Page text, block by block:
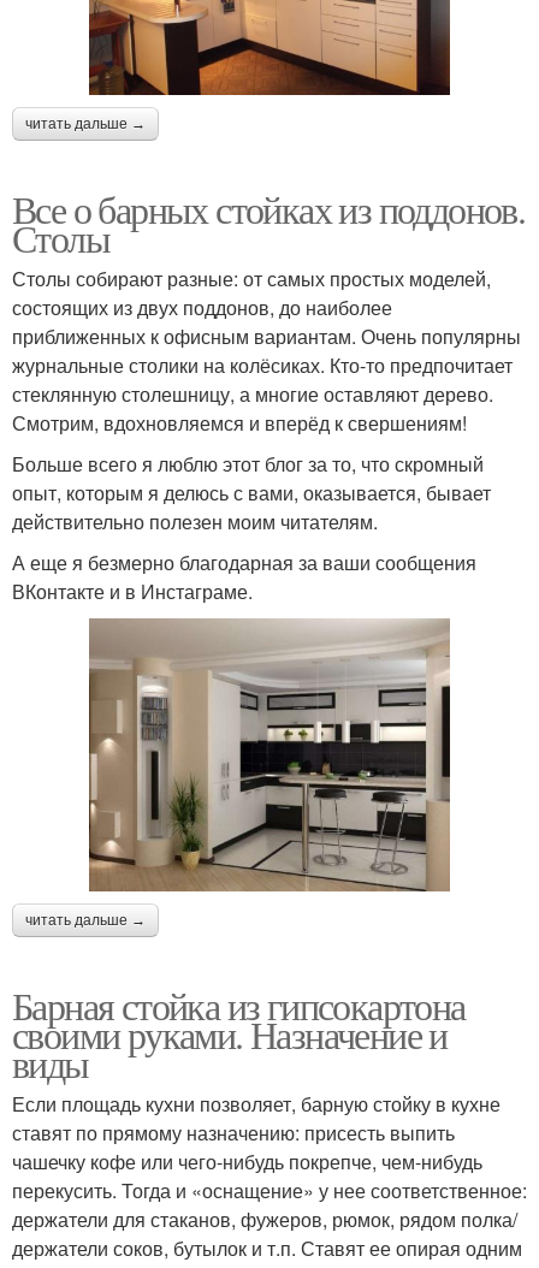
читать дальше →
Все о барных стойках из поддонов.
Столы
Столы собирают разные: от самых простых моделей,
состоящих из двух поддонов, до наиболее
приближенных к офисным вариантам. Очень популярны
журнальные столики на колёсиках. Кто-то предпочитает
стеклянную столешницу, а многие оставляют дерево.
Смотрим, вдохновляемся и вперёд к свершениям!
Больше всего я люблю этот блог за то, что скромный
опыт, которым я делюсь с вами, оказывается, бывает
действительно полезен моим читателям.
А еще я безмерно благодарная за ваши сообщения
ВКонтакте и в Инстаграме.
читать дальше →
Барная стойка из гипсокартона
своими руками. Назначение и
виды
Если площадь кухни позволяет, барную стойку в кухне
ставят по прямому назначению: присесть выпить
чашечку кофе или чего-нибудь покрепче, чем-нибудь
перекусить. Тогда и «оснащение» у нее соответственное:
держатели для стаканов, фужеров, рюмок, рядом полка/
держатели соков, бутылок и т.п. Ставят ее опирая одним